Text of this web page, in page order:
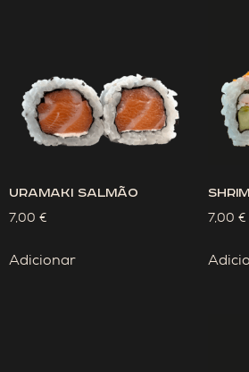
Uramaki Salmão
7,00 €
Adicionar
7,00 €